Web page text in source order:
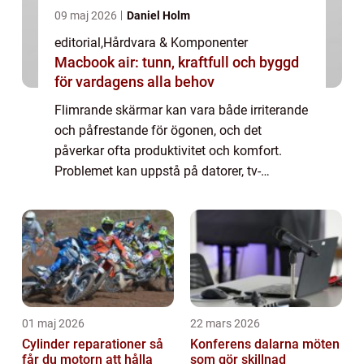
09 maj 2026 Daniel Holm
editorial,Hårdvara & Komponenter
Macbook air: tunn, kraftfull och byggd
för vardagens alla behov
Flimrande skärmar kan vara både irriterande
och påfrestande för ögonen, och det
påverkar ofta produktivitet och komfort.
Problemet kan uppstå på datorer, tv-
ka...
01 maj 2026
Cylinder reparationer så
får du motorn att hålla
22 mars 2026
Konferens dalarna möten
som gör skillnad